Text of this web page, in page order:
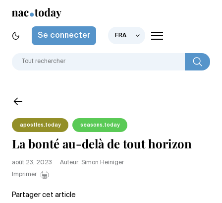
Se connecter FRA
apostles.today seasons.today
La bonté au-delà de tout horizon
août 23, 2023
Auteur: Simon Heiniger
Imprimer
Partager cet article